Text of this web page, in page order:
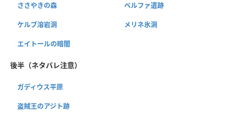
ささやきの森 ベルファ遺跡
ケルブ溶岩洞 メリネ氷洞
エイトールの暗闇
後半（ネタバレ注意）
ガディウス平原
盗賊王のアジト跡